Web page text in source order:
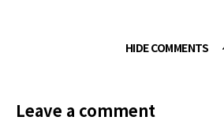
HIDE COMMENTS
Leave a comment